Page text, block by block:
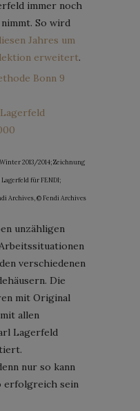
immer noch
So wird
Jahres um
erweitert.
2013/2014; Zeichnung
für FENDI;
Archives, © Fendi Archives
unzähligen
verschiedenen
Die
mit Original
allen
Lagerfeld
nur so kann
erfolgreich sein